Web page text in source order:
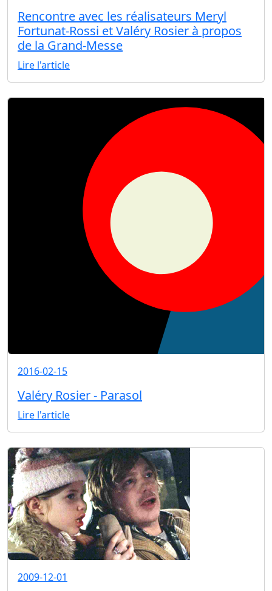
Rencontre avec les réalisateurs Meryl
Fortunat-Rossi et Valéry Rosier à propos
de la Grand-Messe
Lire l'article
2016-02-15
Valéry Rosier - Parasol
Lire l'article
2009-12-01